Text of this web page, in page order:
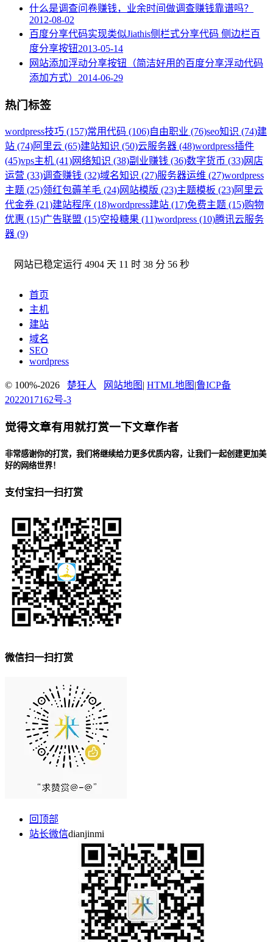
什么是调查问卷赚钱，业余时间做调查赚钱靠谱吗？
2012-08-02
百度分享代码实现类似Jiathis侧栏式分享代码 侧边栏百
度分享按钮2013-05-14
网站添加浮动分享按钮（简洁好用的百度分享浮动代码
添加方式） 2014-06-29
热门标签
wordpress技巧 (157)常用代码 (106)自由职业 (76)seo知识 (74)建
站 (74)阿里云 (65)建站知识 (50)云服务器 (48)wordpress插件
(45)vps主机 (41)网络知识 (38)副业赚钱 (36)数字货币 (33)网店
运营 (33)调查赚钱 (32)域名知识 (27)服务器运维 (27)wordpress
主题 (25)领红包薅羊毛 (24)网站模版 (23)主题模板 (23)阿里云
代金券 (21)建站程序 (18)wordpress建站 (17)免费主题 (15)购物
优惠 (15)广告联盟 (15)空投糖果 (11)wordpress (10)腾讯云服务
器 (9)
网站已稳定运行 4904 天 11 时 38 分 56 秒
首页
主机
建站
域名
SEO
wordpress
© 100%-2026 楚狂人 网站地图 | HTML地图 |鲁ICP备
2022017162号-3
觉得文章有用就打赏一下文章作者
非常感谢你的打赏，我们将继续给力更多优质内容，让我们一起创建更加美
好的网络世界！
支付宝扫一扫打赏
微信扫一扫打赏
回顶部
站长微信dianjinmi